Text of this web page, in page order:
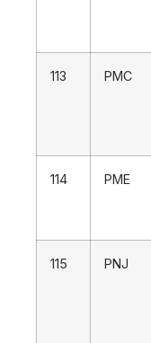
113 PMC
114 PME
115 PNJ